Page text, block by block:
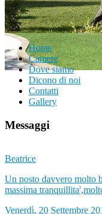
Home
Camere
Dove siamo
Dicono di noi
Contatti
Gallery
Messaggi
Beatrice
Un posto davvero molto
massima
Venerdì, 20 Settembre